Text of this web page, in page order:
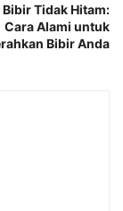
Tidak Hitam:
Cara Alami untuk
Bibir Anda